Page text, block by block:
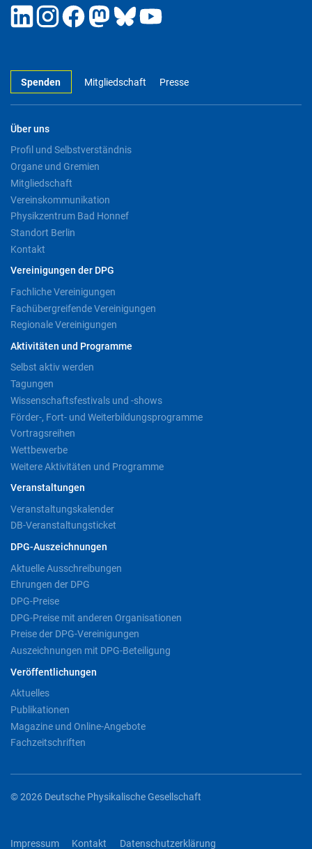
Spenden Mitgliedschaft Presse
Über uns
Profil und Selbstverständnis
Organe und Gremien
Mitgliedschaft
Vereinskommunikation
Physikzentrum Bad Honnef
Standort Berlin
Kontakt
Vereinigungen der DPG
Fachliche Vereinigungen
Fachübergreifende Vereinigungen
Regionale Vereinigungen
Aktivitäten und Programme
Selbst aktiv werden
Tagungen
Wissenschaftsfestivals und -shows
Förder-, Fort- und Weiterbildungsprogramme
Vortragsreihen
Wettbewerbe
Weitere Aktivitäten und Programme
Veranstaltungen
Veranstaltungskalender
DB-Veranstaltungsticket
DPG-Auszeichnungen
Aktuelle Ausschreibungen
Ehrungen der DPG
DPG-Preise
DPG-Preise mit anderen Organisationen
Preise der DPG-Vereinigungen
Auszeichnungen mit DPG-Beteiligung
Veröffentlichungen
Aktuelles
Publikationen
Magazine und Online-Angebote
Fachzeitschriften
© 2026 Deutsche Physikalische Gesellschaft
Impressum Kontakt Datenschutzerklärung